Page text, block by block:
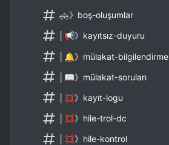
🚓》boş-oluşumlar
│📢》kayıtsız-duyuru
│🔔》mülakat-bilgilendirme
│📖》mülakat-soruları
│💢》kayıt-logu
│💢》hile-trol-dc
│💢》hile-kontrol